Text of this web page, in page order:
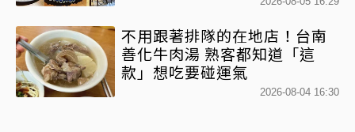
不用跟著排隊的在地店！台南
善化牛肉湯 熟客都知道「這
款」想吃要碰運氣
2026-08-04 16:30